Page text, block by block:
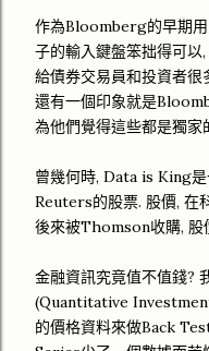
作為Bloomberg的早期
子的輸入鍵盤笨拙得可以
給債券交易員和投資者很
還有一個印象就是
為他們覺得這些都是獨家
曾幾何時, Data is King
Reuters的股票. 股價, 在
後來被Thomson收購, 股
金融資訊究竟值不值錢?
(Quantitative
的價格資料來做Back